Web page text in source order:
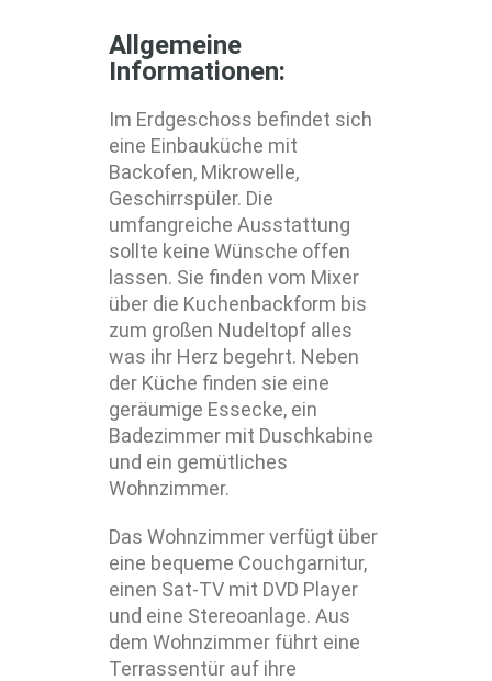
Allgemeine
Informationen:
Im Erdgeschoss befindet sich
eine Einbauküche mit
Backofen, Mikrowelle,
Geschirrspüler. Die
umfangreiche Ausstattung
sollte keine Wünsche offen
lassen. Sie finden vom Mixer
über die Kuchenbackform bis
zum großen Nudeltopf alles
was ihr Herz begehrt. Neben
der Küche finden sie eine
geräumige Essecke, ein
Badezimmer mit Duschkabine
und ein gemütliches
Wohnzimmer.
Das Wohnzimmer verfügt über
eine bequeme Couchgarnitur,
einen Sat-TV mit DVD Player
und eine Stereoanlage. Aus
dem Wohnzimmer führt eine
Terrassentür auf ihre